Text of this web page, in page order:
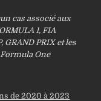
cas associé aux
1, FIA
GRAND PRIX et les
One
de 2020 à 2023